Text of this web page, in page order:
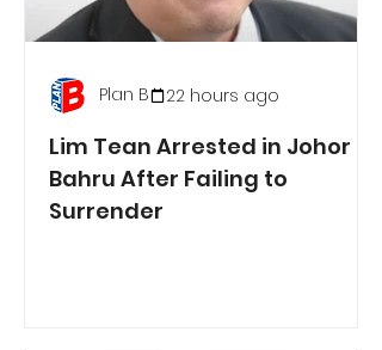
Lim Tean Arrested in Johor
Bahru After Failing to
Surrender
Plan B 22 hours ago